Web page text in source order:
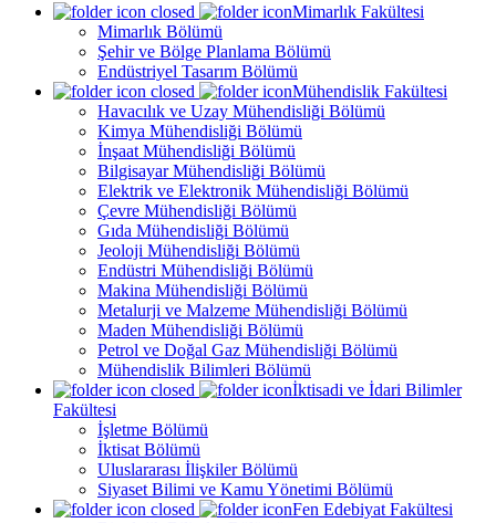
Mimarlık Fakültesi
Mimarlık Bölümü
Şehir ve Bölge Planlama Bölümü
Endüstriyel Tasarım Bölümü
Mühendislik Fakültesi
Havacılık ve Uzay Mühendisliği Bölümü
Kimya Mühendisliği Bölümü
İnşaat Mühendisliği Bölümü
Bilgisayar Mühendisliği Bölümü
Elektrik ve Elektronik Mühendisliği Bölümü
Çevre Mühendisliği Bölümü
Gıda Mühendisliği Bölümü
Jeoloji Mühendisliği Bölümü
Endüstri Mühendisliği Bölümü
Makina Mühendisliği Bölümü
Metalurji ve Malzeme Mühendisliği Bölümü
Maden Mühendisliği Bölümü
Petrol ve Doğal Gaz Mühendisliği Bölümü
Mühendislik Bilimleri Bölümü
İktisadi ve İdari Bilimler
Fakültesi
İşletme Bölümü
İktisat Bölümü
Uluslararası İlişkiler Bölümü
Siyaset Bilimi ve Kamu Yönetimi Bölümü
Fen Edebiyat Fakültesi